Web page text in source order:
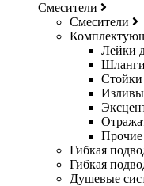
Смесители
Смесители
Лейки
Стойки
Изливы
Гибкая
Гибкая
Душевые